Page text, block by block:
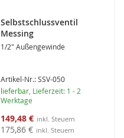
Selbstschlussventil
Messing
1/2" Außengewinde
Artikel-Nr.: SSV-050
lieferbar , Lieferzeit: 1 - 2
Werktage
Sonderangebot
149,48 €
175,86 €